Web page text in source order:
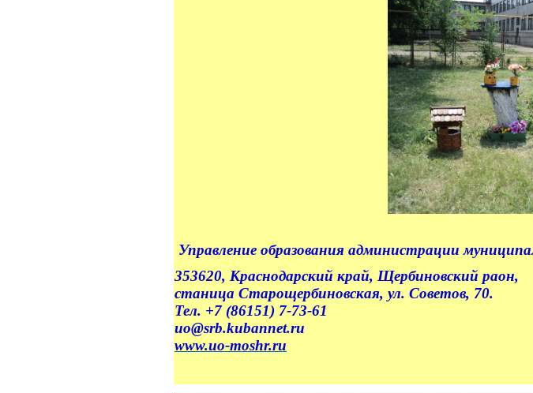
Управление образования администрации
353620, Краснодарский край, Щербиновский раон,
станица Старощербиновская, ул. Советов, 70.
Тел. +7 (86151) 7-73-61
uo@srb.kubannet.ru
www.uo-moshr.ru